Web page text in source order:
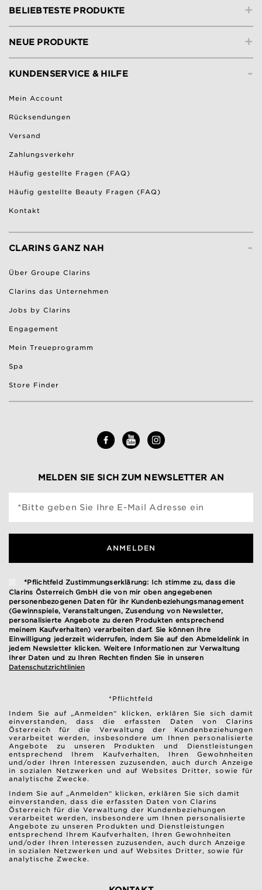
+
BELIEBTESTE PRODUKTE
+
NEUE PRODUKTE
-
KUNDENSERVICE & HILFE
Mein Account
Rücksendungen
Versand
Zahlungsverkehr
Häufig gestellte Fragen (FAQ)
Häufig gestellte Beauty Fragen (FAQ)
Kontakt
-
CLARINS GANZ NAH
Über Groupe Clarins
Clarins das Unternehmen
Jobs by Clarins
Engagement
Mein Treueprogramm
Spa
Store Finder
MELDEN SIE SICH ZUM NEWSLETTER AN
*Bitte geben Sie Ihre E-Mail Adresse ein
ANMELDEN
*Pflichtfeld Zustimmungserklärung: Ich stimme zu, dass die
Clarins Österreich GmbH die von mir oben angegebenen
personenbezogenen Daten für ihr Kundenbeziehungsmanagement
(Gewinnspiele, Veranstaltungen, Zusendung von Newsletter,
personalisierte Angebote zu deren Produkten entsprechend
meinem Kaufverhalten) verarbeiten darf. Sie können Ihre
Einwilligung jederzeit widerrufen, indem Sie auf den Abmeldelink in
jedem Newsletter klicken. Weitere Informationen zur Verwaltung
Ihrer Daten und zu Ihren Rechten finden Sie in unseren
Datenschutzrichtlinien
*Pflichtfeld
Indem Sie auf „Anmelden“ klicken, erklären Sie sich damit
einverstanden, dass die erfassten Daten von Clarins
Österreich für die Verwaltung der Kundenbeziehungen
verarbeitet werden, insbesondere um Ihnen personalisierte
Angebote zu unseren Produkten und Dienstleistungen
entsprechend Ihrem Kaufverhalten, Ihren Gewohnheiten
und/oder Ihren Interessen zuzusenden, auch durch Anzeige
in sozialen Netzwerken und auf Websites Dritter, sowie für
analytische Zwecke.
Indem Sie auf „Anmelden“ klicken, erklären Sie sich damit
einverstanden, dass die erfassten Daten von Clarins
Österreich für die Verwaltung der Kundenbeziehungen
verarbeitet werden, insbesondere um Ihnen personalisierte
Angebote zu unseren Produkten und Dienstleistungen
entsprechend Ihrem Kaufverhalten, Ihren Gewohnheiten
und/oder Ihren Interessen zuzusenden, auch durch Anzeige
in sozialen Netzwerken und auf Websites Dritter, sowie für
analytische Zwecke.